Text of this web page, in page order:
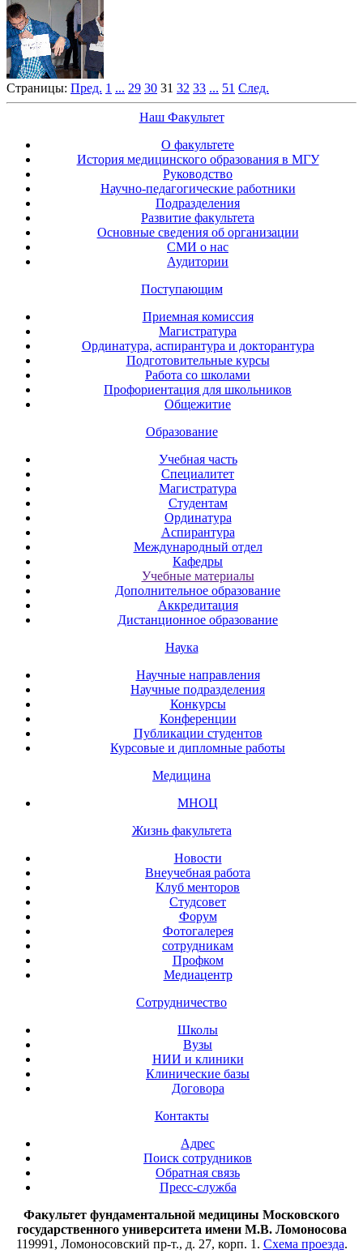
Страницы: Пред. 1 ... 29 30 31 32 33 ... 51 След.
Наш Факультет
О факультете
История медицинского образования в МГУ
Руководство
Научно-педагогические работники
Подразделения
Развитие факультета
Основные сведения об организации
СМИ о нас
Аудитории
Поступающим
Приемная комиссия
Магистратура
Ординатура, аспирантура и докторантура
Подготовительные курсы
Работа со школами
Профориентация для школьников
Общежитие
Образование
Учебная часть
Специалитет
Магистратура
Студентам
Ординатура
Аспирантура
Международный отдел
Кафедры
Учебные материалы
Дополнительное образование
Аккредитация
Дистанционное образование
Наука
Научные направления
Научные подразделения
Конкурсы
Конференции
Публикации студентов
Курсовые и дипломные работы
Медицина
МНОЦ
Жизнь факультета
Новости
Внеучебная работа
Клуб менторов
Студсовет
Форум
Фотогалерея
сотрудникам
Профком
Медиацентр
Сотрудничество
Школы
Вузы
НИИ и клиники
Клинические базы
Договора
Контакты
Адрес
Поиск сотрудников
Обратная связь
Пресс-служба
Факультет фундаментальной медицины Московского
государственного университета имени М.В. Ломоносова
119991, Ломоносовский пр-т., д. 27, корп. 1. Схема проезда.